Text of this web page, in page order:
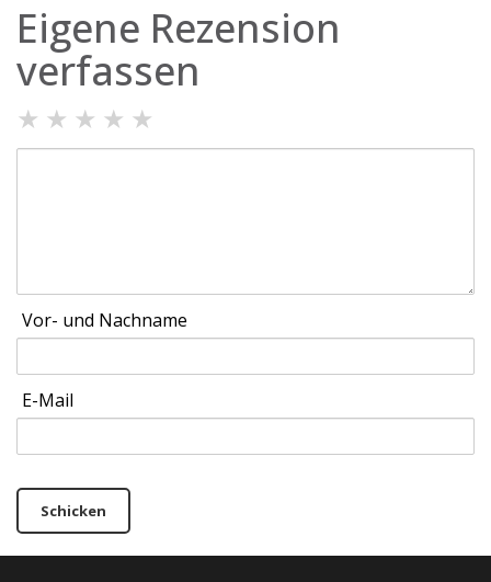
Eigene Rezension
verfassen
★ ★ ★ ★ ★
Vor- und Nachname
E-Mail
Schicken